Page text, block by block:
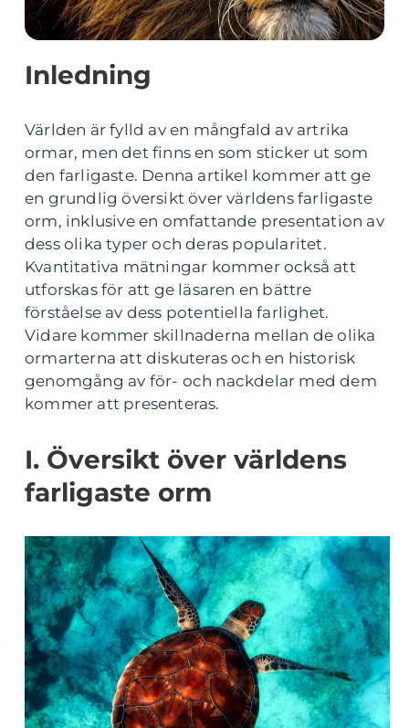
Inledning
Världen är fylld av en mångfald av artrika
ormar, men det finns en som sticker ut som
den farligaste. Denna artikel kommer att ge
en grundlig översikt över världens farligaste
orm, inklusive en omfattande presentation av
dess olika typer och deras popularitet.
Kvantitativa mätningar kommer också att
utforskas för att ge läsaren en bättre
förståelse av dess potentiella farlighet.
Vidare kommer skillnaderna mellan de olika
ormarterna att diskuteras och en historisk
genomgång av för- och nackdelar med dem
kommer att presenteras.
I. Översikt över världens
farligaste orm